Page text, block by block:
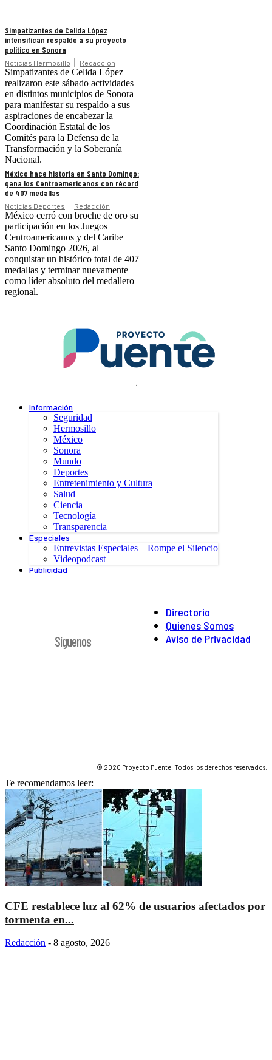
Simpatizantes de Celida López
intensifican respaldo a su proyecto
político en Sonora
Noticias Hermosillo Redacción
Simpatizantes de Celida López
realizaron este sábado actividades
en distintos municipios de Sonora
para manifestar su respaldo a sus
aspiraciones de encabezar la
Coordinación Estatal de los
Comités para la Defensa de la
Transformación y la Soberanía
Nacional.
México hace historia en Santo Domingo:
gana los Centroamericanos con récord
de 407 medallas
Noticias Deportes Redacción
México cerró con broche de oro su
participación en los Juegos
Centroamericanos y del Caribe
Santo Domingo 2026, al
conquistar un histórico total de 407
medallas y terminar nuevamente
como líder absoluto del medallero
regional.
.
Información
Seguridad
Hermosillo
México
Sonora
Mundo
Deportes
Entretenimiento y Cultura
Salud
Ciencia
Tecnología
Transparencia
Especiales
Entrevistas Especiales – Rompe el Silencio
Videopodcast
Publicidad
Directorio
Quienes Somos
Aviso de Privacidad
Síguenos
© 2020 Proyecto Puente. Todos los derechos reservados.
Te recomendamos leer:
CFE restablece luz al 62% de usuarios afectados por
tormenta en...
Redacción - 8 agosto, 2026